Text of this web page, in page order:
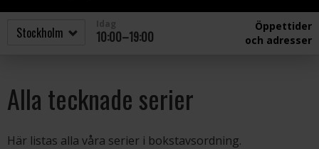
10:00–19:00
Öppettider
och adresser
Alla tecknade serier
Här listas alla våra serier i bokstavsordning.